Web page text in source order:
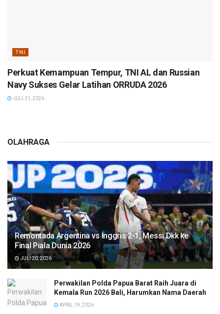
TNI
Perkuat Kemampuan Tempur, TNI AL dan Russian
Navy Sukses Gelar Latihan ORRUDA 2026
JULI 31, 2026
OLAHRAGA
Remontada Argentina vs Inggris 2-1, Messi Dkk ke
Final Piala Dunia 2026
JULI 20, 2026
Perwakilan Polda Papua Barat Raih Juara di
Kemala Run 2026 Bali, Harumkan Nama Daerah
APRIL 19, 2026